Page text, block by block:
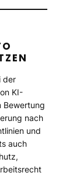
der
KI-
Bewertung
nach
und
auch